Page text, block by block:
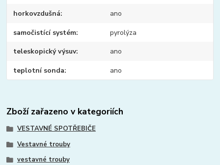
horkovzdušná ano
samočistící systém pyrolýza
teleskopický výsuv ano
teplotní sonda ano
Zboží zařazeno v kategoriích
VESTAVNÉ SPOTŘEBIČE
Vestavné trouby
vestavné trouby